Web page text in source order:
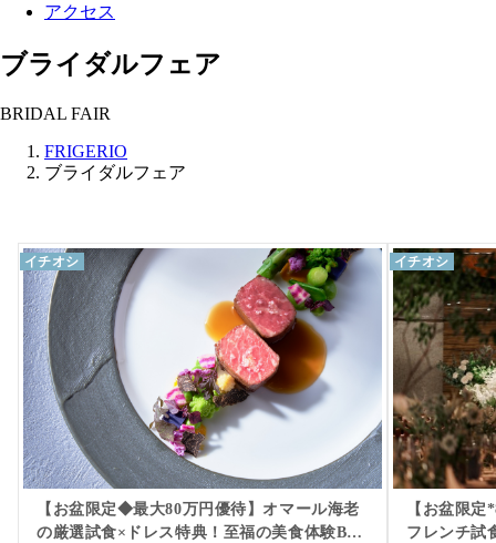
アクセス
ブライダルフェア
BRIDAL FAIR
FRIGERIO
ブライダルフェア
イチオシ
【お盆限定◆最大80万円優待】オマール海老
の厳選試食×ドレス特典！至福の美食体験BIG
イチオシ
【お盆限
フレンチ試